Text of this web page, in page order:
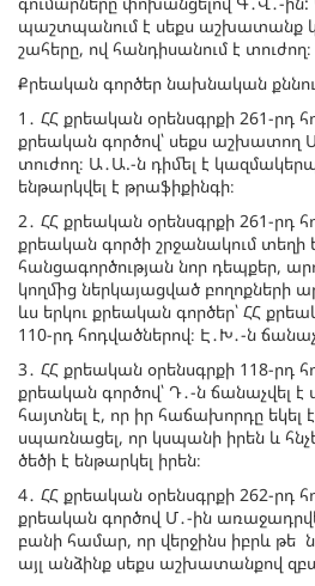
պաշտպանում է սեքս աշխատանք
շահերը, ով հանդիսանում է տուժող։
Քրեական գործեր նախնական
1․ ՀՀ քրեական օրենսգրքի 261-րդ
քրեական գործով՝ սեքս աշխատող
տուժող։ Ա․Ա.-ն դիմել է
ենթարկվել է թրաֆիքինգի։
2․ ՀՀ քրեական օրենսգրքի 261-րդ
քրեական գործի շրջանակում տեղի
հանցագործության նոր դեպքեր,
կողմից ներկայացված բողոքների
ևս երկու քրեական գործեր՝ ՀՀ
110-րդ հոդվածներով։ Է․Խ․-ն
3․ ՀՀ քրեական օրենսգրքի 118-րդ
քրեական գործով՝ Դ․-ն ճանաչվել է
հայտնել է, որ իր հաճախորդը եկել
սպառնացել, որ կսպանի իրեն և
ծեծի է ենթարկել իրեն։
4․ ՀՀ քրեական օրենսգրքի 262-րդ
քրեական գործով Մ․-ին
բանի համար, որ վերջինս իբրև թե
այլ անձինք սեքս աշխատանքով